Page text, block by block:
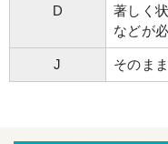
D
著しく
などが
J そのま